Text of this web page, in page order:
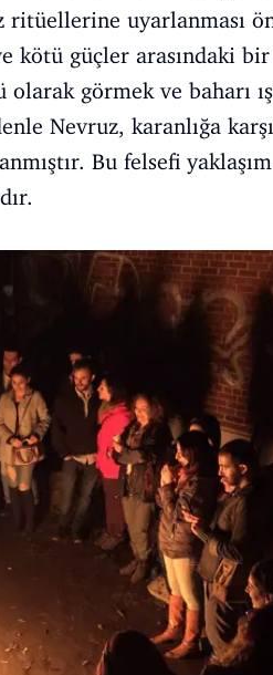
ritüellerine uyarlanması
kötü güçler arasındaki bir
görmek ve baharı
Nevruz, karanlığa karşı
Bu felsefi yaklaşım